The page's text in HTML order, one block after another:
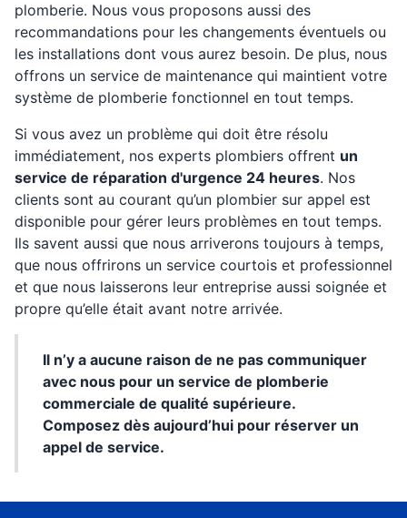
plomberie. Nous vous proposons aussi des
recommandations pour les changements éventuels ou
les installations dont vous aurez besoin. De plus, nous
offrons un service de maintenance qui maintient votre
système de plomberie fonctionnel en tout temps.
Si vous avez un problème qui doit être résolu
immédiatement, nos experts plombiers offrent un
service de réparation d'urgence 24 heures. Nos
clients sont au courant qu’un plombier sur appel est
disponible pour gérer leurs problèmes en tout temps.
Ils savent aussi que nous arriverons toujours à temps,
que nous offrirons un service courtois et professionnel
et que nous laisserons leur entreprise aussi soignée et
propre qu’elle était avant notre arrivée.
Il n’y a aucune raison de ne pas communiquer
avec nous pour un service de plomberie
commerciale de qualité supérieure.
Composez dès aujourd’hui pour réserver un
appel de service.